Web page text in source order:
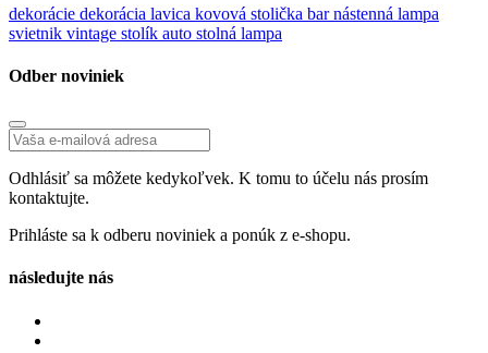
dekorácie dekorácia lavica kovová stolička barnástenná lampa
svietnik vintage stolík auto stolná lampa
Odber noviniek
Odhlásiť sa môžete kedykoľvek. K tomu to účelu nás prosím
kontaktujte.
Prihláste sa k odberu noviniek a ponúk z e-shopu.
následujte nás